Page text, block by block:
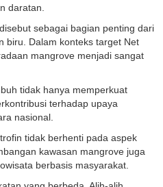
daratan.
sebagai bagian penting dari
biru. Dalam konteks target Net
mangrove menjadi sangat
tidak hanya memperkuat
terhadap upaya
nasional.
tidak berhenti pada aspek
kawasan mangrove juga
berbasis masyarakat.